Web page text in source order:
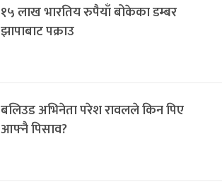
१५ लाख भारतिय रुपैयाँ बोकेका डम्बर
झापाबाट पक्राउ
बलिउड अभिनेता परेश रावलले किन पिए
आफ्नै पिसाव?